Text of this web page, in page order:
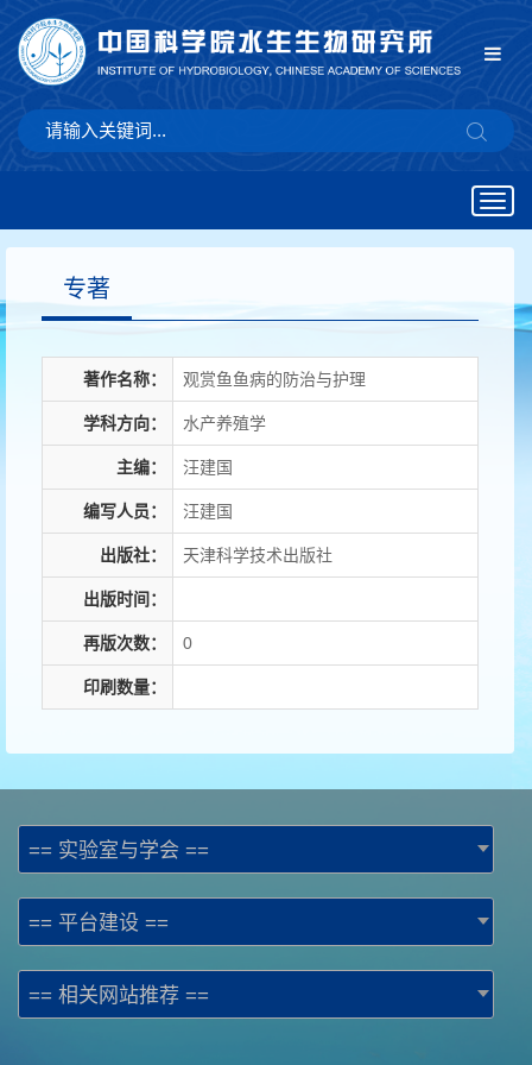
专著
著作名称： 观赏鱼鱼病的防治与护理
学科方向： 水产养殖学
主编： 汪建国
编写人员： 汪建国
出版社： 天津科学技术出版社
出版时间：
再版次数： 0
印刷数量：
== 实验室与学会 ==
== 平台建设 ==
== 相关网站推荐 ==